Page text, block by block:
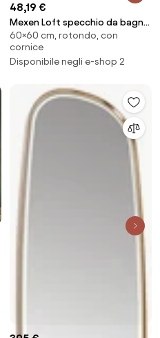
48,19 €
Mexen Loft specchio da bagno
rotondo 60 cm, cornice bianca
- 9850-060-060-000-20
60×60 cm, rotondo, con
cornice
Disponibile negli e-shop 2